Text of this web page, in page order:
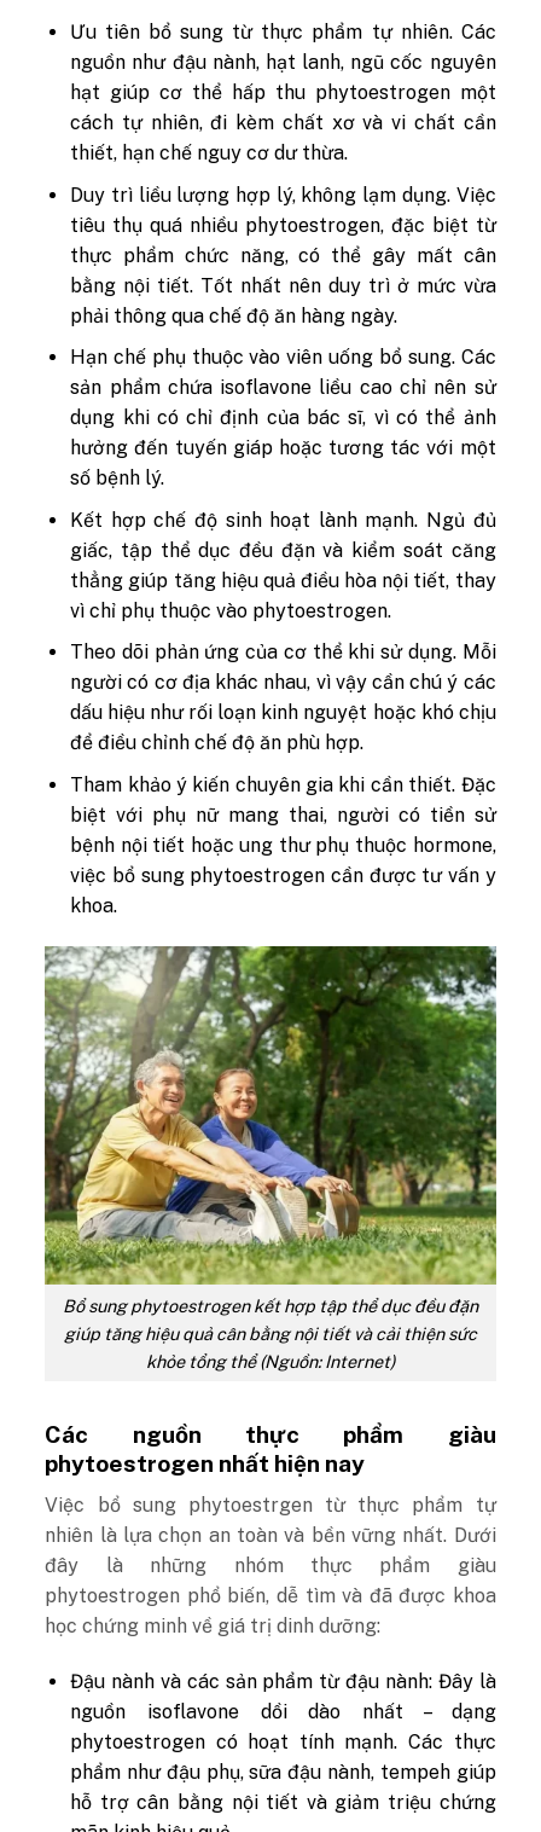
Ưu tiên bổ sung từ thực phẩm tự nhiên. Các
nguồn như đậu nành, hạt lanh, ngũ cốc nguyên
hạt giúp cơ thể hấp thu phytoestrogen một
cách tự nhiên, đi kèm chất xơ và vi chất cần
thiết, hạn chế nguy cơ dư thừa.
Duy trì liều lượng hợp lý, không lạm dụng. Việc
tiêu thụ quá nhiều phytoestrogen, đặc biệt từ
thực phẩm chức năng, có thể gây mất cân
bằng nội tiết. Tốt nhất nên duy trì ở mức vừa
phải thông qua chế độ ăn hàng ngày.
Hạn chế phụ thuộc vào viên uống bổ sung. Các
sản phẩm chứa isoflavone liều cao chỉ nên sử
dụng khi có chỉ định của bác sĩ, vì có thể ảnh
hưởng đến tuyến giáp hoặc tương tác với một
số bệnh lý.
Kết hợp chế độ sinh hoạt lành mạnh. Ngủ đủ
giấc, tập thể dục đều đặn và kiểm soát căng
thẳng giúp tăng hiệu quả điều hòa nội tiết, thay
vì chỉ phụ thuộc vào phytoestrogen.
Theo dõi phản ứng của cơ thể khi sử dụng. Mỗi
người có cơ địa khác nhau, vì vậy cần chú ý các
dấu hiệu như rối loạn kinh nguyệt hoặc khó chịu
để điều chỉnh chế độ ăn phù hợp.
Tham khảo ý kiến chuyên gia khi cần thiết. Đặc
biệt với phụ nữ mang thai, người có tiền sử
bệnh nội tiết hoặc ung thư phụ thuộc hormone,
việc bổ sung phytoestrogen cần được tư vấn y
khoa.
Bổ sung phytoestrogen kết hợp tập thể dục đều đặn
giúp tăng hiệu quả cân bằng nội tiết và cải thiện sức
khỏe tổng thể (Nguồn: Internet)
Các nguồn thực phẩm giàu
phytoestrogen nhất hiện nay
Việc bổ sung phytoestrgen từ thực phẩm tự
nhiên là lựa chọn an toàn và bền vững nhất. Dưới
đây là những nhóm thực phẩm giàu
phytoestrogen phổ biến, dễ tìm và đã được khoa
học chứng minh về giá trị dinh dưỡng:
Đậu nành và các sản phẩm từ đậu nành: Đây là
nguồn isoflavone dồi dào nhất – dạng
phytoestrogen có hoạt tính mạnh. Các thực
phẩm như đậu phụ, sữa đậu nành, tempeh giúp
hỗ trợ cân bằng nội tiết và giảm triệu chứng